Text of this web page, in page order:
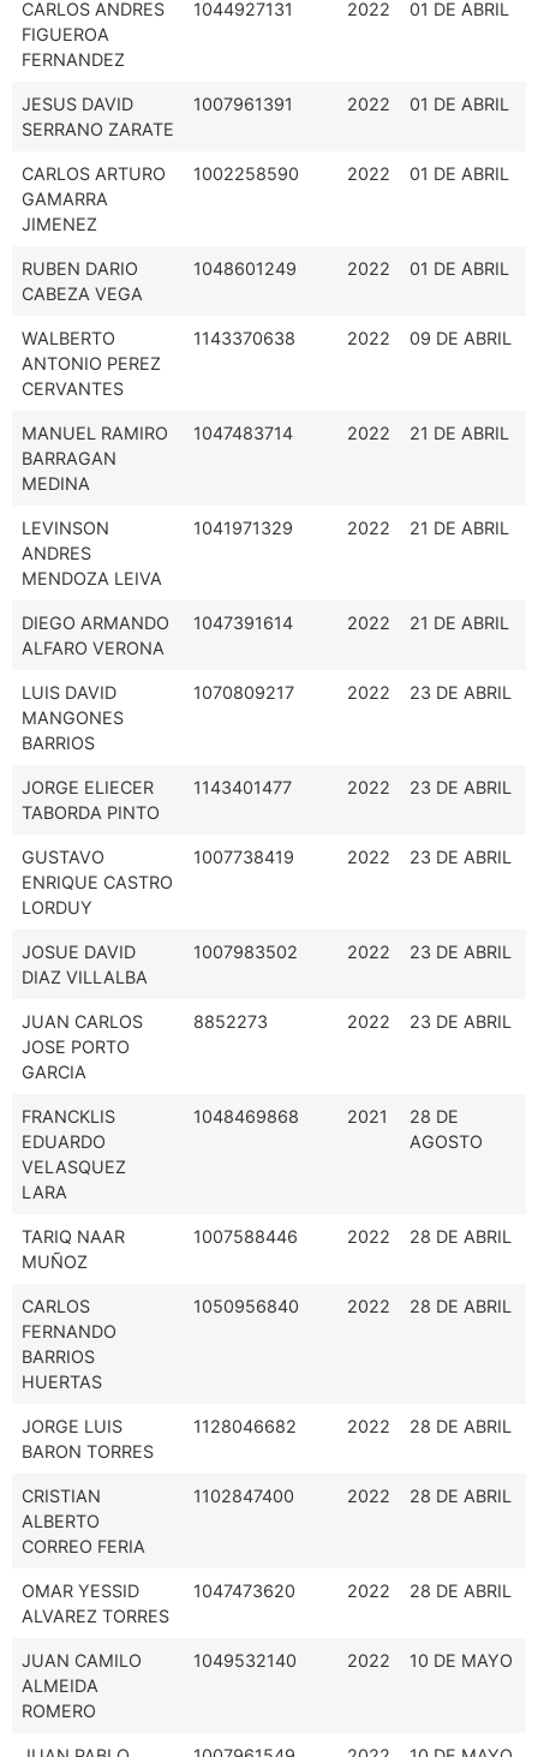
CARLOS ANDRES
FIGUEROA
FERNANDEZ
1044927131 2022 01 DE ABRIL
JESUS DAVID
SERRANO ZARATE
1007961391 2022 01 DE ABRIL
CARLOS ARTURO
GAMARRA
JIMENEZ
1002258590 2022 01 DE ABRIL
RUBEN DARIO
CABEZA VEGA
1048601249 2022 01 DE ABRIL
WALBERTO
ANTONIO PEREZ
CERVANTES
1143370638 2022 09 DE ABRIL
MANUEL RAMIRO
BARRAGAN
MEDINA
1047483714 2022 21 DE ABRIL
LEVINSON
ANDRES
MENDOZA LEIVA
1041971329 2022 21 DE ABRIL
DIEGO ARMANDO
ALFARO VERONA
1047391614 2022 21 DE ABRIL
LUIS DAVID
MANGONES
BARRIOS
1070809217 2022 23 DE ABRIL
JORGE ELIECER
TABORDA PINTO
1143401477 2022 23 DE ABRIL
GUSTAVO
ENRIQUE CASTRO
LORDUY
1007738419 2022 23 DE ABRIL
JOSUE DAVID
DIAZ VILLALBA
1007983502 2022 23 DE ABRIL
JUAN CARLOS
JOSE PORTO
GARCIA
8852273 2022 23 DE ABRIL
FRANCKLIS
EDUARDO
VELASQUEZ
LARA
1048469868 2021
28 DE
AGOSTO
TARIQ NAAR
MUÑOZ
1007588446 2022 28 DE ABRIL
CARLOS
FERNANDO
BARRIOS
HUERTAS
1050956840 2022 28 DE ABRIL
JORGE LUIS
BARON TORRES
1128046682 2022 28 DE ABRIL
CRISTIAN
ALBERTO
CORREO FERIA
1102847400 2022 28 DE ABRIL
OMAR YESSID
ALVAREZ TORRES
1047473620 2022 28 DE ABRIL
JUAN CAMILO
ALMEIDA
ROMERO
1049532140 2022 10 DE MAYO